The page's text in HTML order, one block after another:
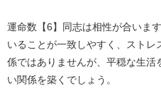
運命数【6】同志は相性が合いま
いることが一致しやすく、スト
係ではありませんが、平穏な生活
い関係を築くでしょう。